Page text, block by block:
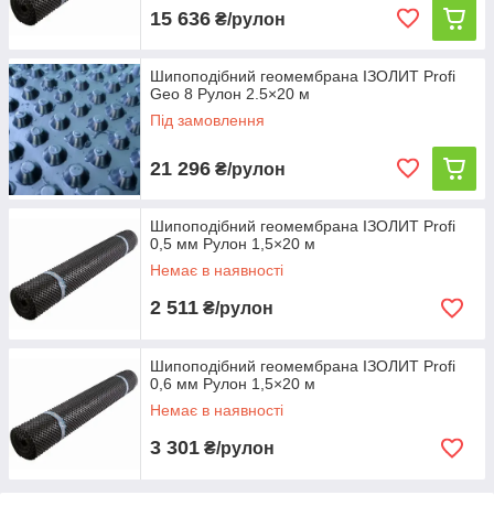
15 636 ₴/рулон
Шипоподібний геомембрана ІЗОЛИТ Profi
Geo 8 Рулон 2.5×20 м
Під замовлення
21 296 ₴/рулон
Шипоподібний геомембрана ІЗОЛИТ Profi
0,5 мм Рулон 1,5×20 м
Немає в наявності
2 511 ₴/рулон
Шипоподібний геомембрана ІЗОЛИТ Profi
0,6 мм Рулон 1,5×20 м
Немає в наявності
3 301 ₴/рулон